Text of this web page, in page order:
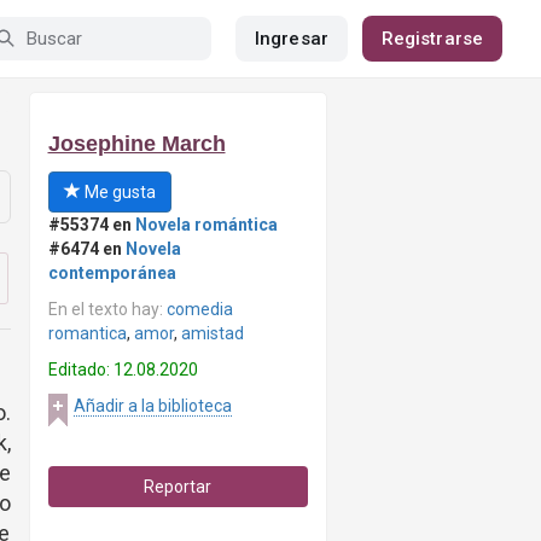
Ingresar Registrarse
Josephine March
Me gusta
#55374 en Novela romántica
#6474 en Novela
contemporánea
En el texto hay: comedia
romantica, amor, amistad
Editado: 12.08.2020
Añadir a la biblioteca
Reportar